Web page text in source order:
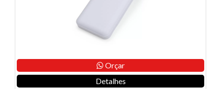
Orçar
Detalhes